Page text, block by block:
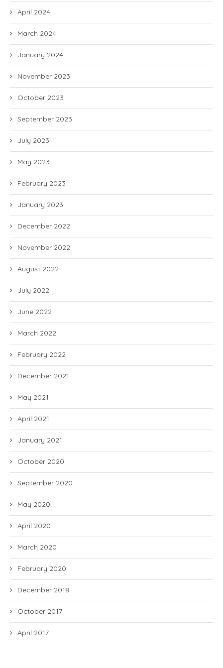
April 2024
March 2024
January 2024
November 2023
October 2023
September 2023
July 2023
May 2023
February 2023
January 2023
December 2022
November 2022
August 2022
July 2022
June 2022
March 2022
February 2022
December 2021
May 2021
April 2021
January 2021
October 2020
September 2020
May 2020
April 2020
March 2020
February 2020
December 2018
October 2017
April 2017